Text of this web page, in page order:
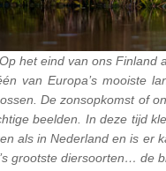
Op het eind van ons Finland
van Europa’s mooiste
De zonsopkomst of
beelden. In deze tijd
als in Nederland en is er
grootste diersoorten… de